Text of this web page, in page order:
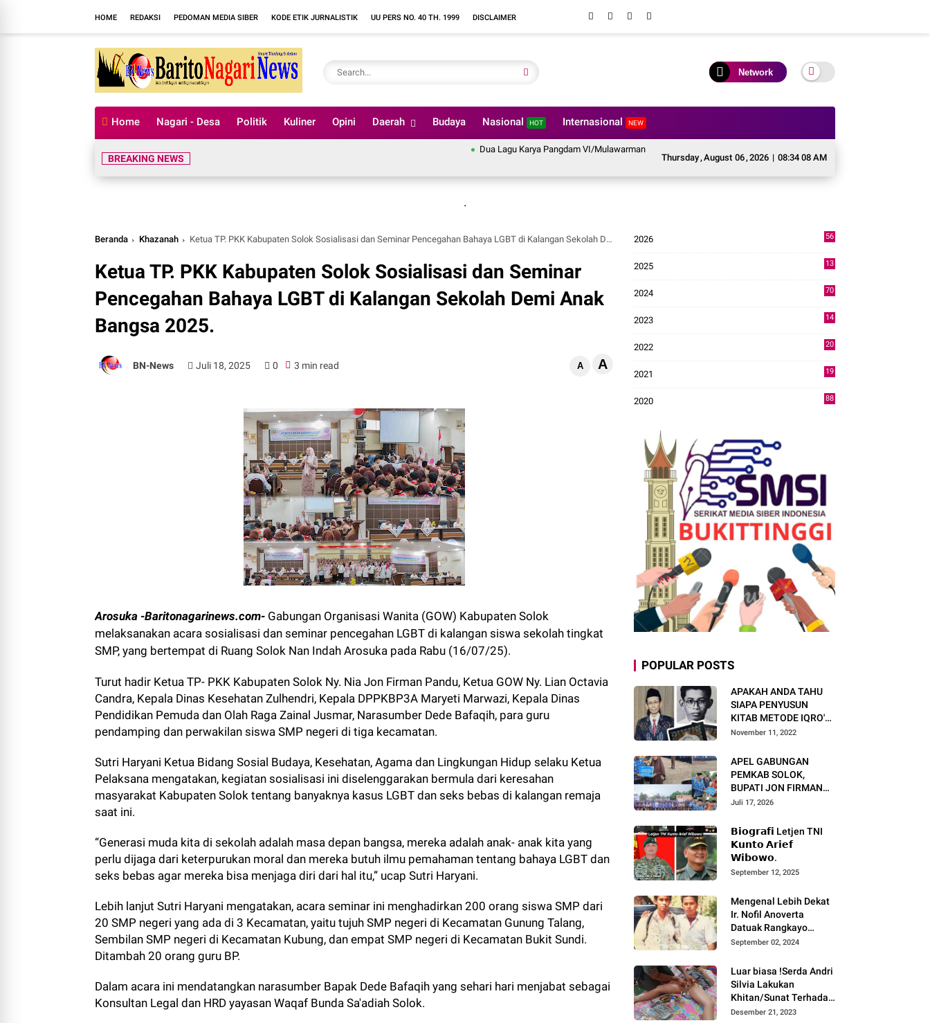
HOME REDAKSI PEDOMAN MEDIA SIBER KODE ETIK JURNALISTIK UU PERS NO. 40 TH. 1999 DISCLAIMER
Network
Home Nagari - Desa Politik Kuliner Opini Daerah Budaya Nasional HOT Internasional NEW
Thursday,August 06,2026 | 08:34 09 AM
BREAKING NEWS
Dua Lagu Karya Pangdam VI/Mulawarman Mayjen TNI Krido Pramono Jadi Ikon Singing Competition HUT ke 81 RI
.
Beranda Khazanah Ketua TP. PKK Kabupaten Solok Sosialisasi dan Seminar Pencegahan Bahaya LGBT di Kalangan Sekolah Demi Anak Bangsa 2025.
Ketua TP. PKK Kabupaten Solok Sosialisasi dan Seminar
Pencegahan Bahaya LGBT di Kalangan Sekolah Demi Anak
Bangsa 2025.
BN-News Juli 18, 2025 0 3 min read A A
Arosuka -Baritonagarinews.com- Gabungan Organisasi Wanita (GOW) Kabupaten Solok
melaksanakan acara sosialisasi dan seminar pencegahan LGBT di kalangan siswa sekolah tingkat
SMP, yang bertempat di Ruang Solok Nan Indah Arosuka pada Rabu (16/07/25).
Turut hadir Ketua TP- PKK Kabupaten Solok Ny. Nia Jon Firman Pandu, Ketua GOW Ny. Lian Octavia
Candra, Kepala Dinas Kesehatan Zulhendri, Kepala DPPKBP3A Maryeti Marwazi, Kepala Dinas
Pendidikan Pemuda dan Olah Raga Zainal Jusmar, Narasumber Dede Bafaqih, para guru
pendamping dan perwakilan siswa SMP negeri di tiga kecamatan.
Sutri Haryani Ketua Bidang Sosial Budaya, Kesehatan, Agama dan Lingkungan Hidup selaku Ketua
Pelaksana mengatakan, kegiatan sosialisasi ini diselenggarakan bermula dari keresahan
masyarakat Kabupaten Solok tentang banyaknya kasus LGBT dan seks bebas di kalangan remaja
saat ini.
“Generasi muda kita di sekolah adalah masa depan bangsa, mereka adalah anak- anak kita yang
perlu dijaga dari keterpurukan moral dan mereka butuh ilmu pemahaman tentang bahaya LGBT dan
seks bebas agar mereka bisa menjaga diri dari hal itu,” ucap Sutri Haryani.
Lebih lanjut Sutri Haryani mengatakan, acara seminar ini menghadirkan 200 orang siswa SMP dari
20 SMP negeri yang ada di 3 Kecamatan, yaitu tujuh SMP negeri di Kecamatan Gunung Talang,
Sembilan SMP negeri di Kecamatan Kubung, dan empat SMP negeri di Kecamatan Bukit Sundi.
Ditambah 20 orang guru BP.
Dalam acara ini mendatangkan narasumber Bapak Dede Bafaqih yang sehari hari menjabat sebagai
Konsultan Legal dan HRD yayasan Waqaf Bunda Sa'adiah Solok.
2026
56
2025
13
2024
70
2023
14
2022
20
2021
19
2020
88
POPULAR POSTS
APAKAH ANDA TAHU
SIAPA PENYUSUN
KITAB METODE IQRO'?
INI BIOGRAFI KH. AS'AD
November 11, 2022
APEL GABUNGAN
PEMKAB SOLOK,
BUPATI JON FIRMAN
PANDU TEKANKAN ASN
DAN PELAYANAN
MASYARAKAT.
Juli 17, 2026
𝗕𝗶𝗼𝗴𝗿𝗮𝗳𝗶 Letjen TNI
𝗞𝘂𝗻𝘁𝗼 𝗔𝗿𝗶𝗲𝗳
𝗪𝗶𝗯𝗼𝘄𝗼.
September 12, 2025
Mengenal Lebih Dekat
Ir. Nofil Anoverta
Datuak Rangkayo
Batuah Cawako
September 02, 2024
Luar biasa !Serda Andri
Silvia Lakukan
Khitan/Sunat Terhadap
Anak Warga Binaannya
Desember 21, 2023